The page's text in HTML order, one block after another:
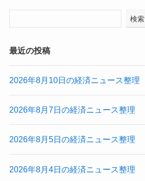
検索
最近の投稿
2026年8月10日の経済ニュース整理
2026年8月7日の経済ニュース整理
2026年8月5日の経済ニュース整理
2026年8月4日の経済ニュース整理